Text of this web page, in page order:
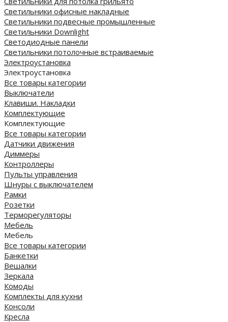
Светильники офисные накладные
Светильники подвесные промышленные
Светильники Downlight
Светодиодные панели
Cветильники потолочные встраиваемые
Электроустановка
Электроустановка
Все товары категории
Выключатели
Клавиши. Накладки
Комплектующие
Комплектующие
Все товары категории
Датчики движения
Диммеры
Контроллеры
Пульты управления
Шнуры с выключателем
Рамки
Розетки
Терморегуляторы
Мебель
Мебель
Все товары категории
Банкетки
Вешалки
Зеркала
Комоды
Комплекты для кухни
Консоли
Кресла